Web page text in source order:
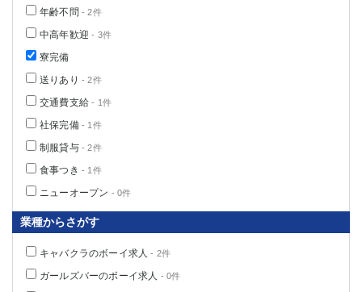
年齢不問 - 2件
中高年歓迎 - 3件
寮完備
送りあり - 2件
交通費支給 - 1件
社保完備- 1件
制服貸与- 2件
食事つき - 1件
ニューオープン - 0件
業種からさがす
キャバクラのボーイ求人 - 2件
ガールズバーのボーイ求人 - 0件